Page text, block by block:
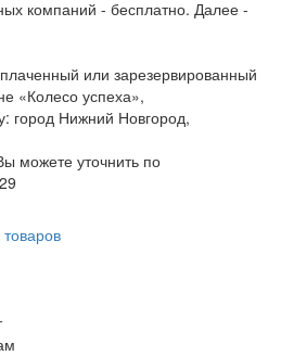
компаний - бесплатно. Далее -
или зарезервированный
«Колесо успеха»,
город Нижний Новгород,
можете уточнить по
товаров